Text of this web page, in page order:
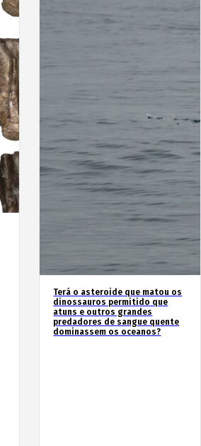
Terá o asteroide que matou os
dinossauros permitido que
atuns e outros grandes
predadores de sangue quente
dominassem os oceanos?